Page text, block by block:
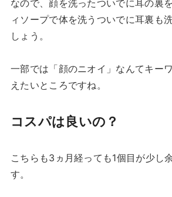
なので、顔を洗ったついでに耳の裏
ィソープで体を洗うついでに耳裏も
しょう。
一部では「顔のニオイ」なんてキー
えたいところですね。
コスパは良いの？
こちらも3ヵ月経っても1個目が少し
す。